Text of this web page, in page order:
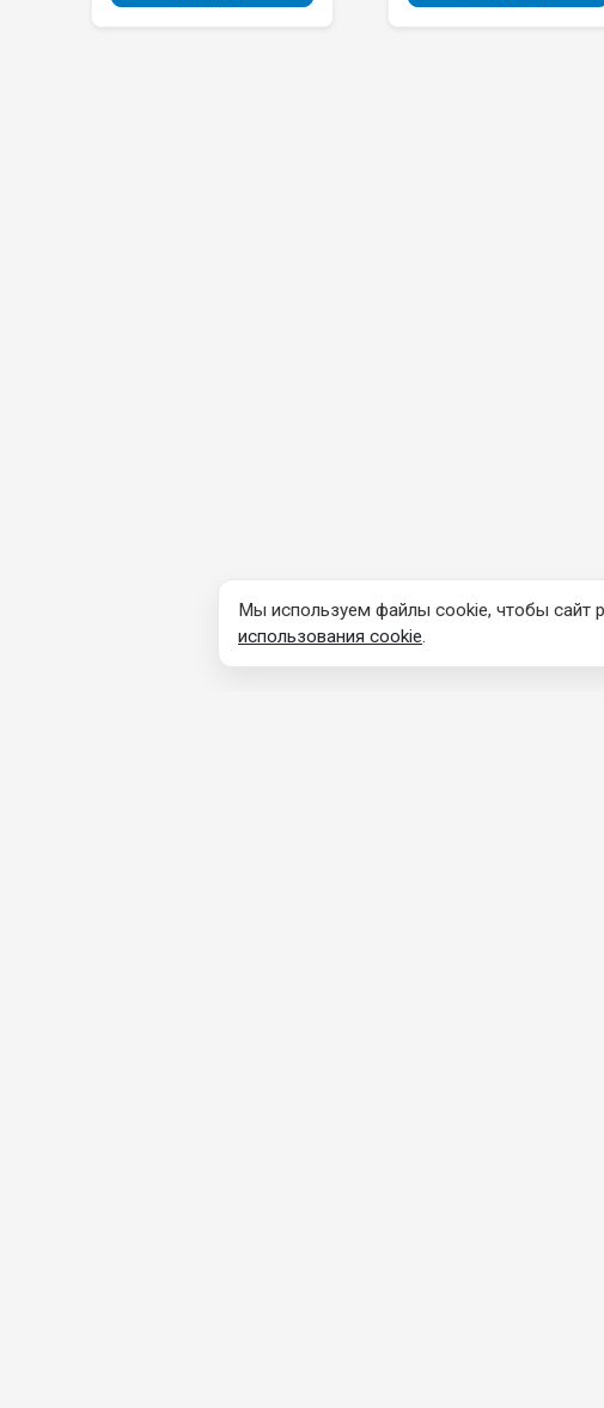
Мы используем файлы cookie, чтобы сайт
использования cookie.